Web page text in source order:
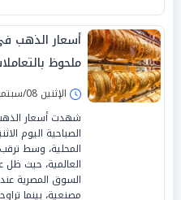
أسعار الذهب
ملحوظ
الإثنين 08/سبتمبر/2025 - 12:31 ص
شهدت أسعار الذهب
المحلية، وسط